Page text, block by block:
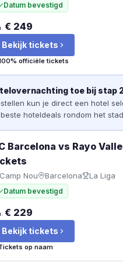
Datum bevestigd
€ 249
Bekijk tickets
officiële tickets
toe bij stap
kun je direct een hotel
hoteldeals rondom het
Barcelona vs Rayo
Camp Nou Barcelona La Liga
Datum bevestigd
€ 229
Bekijk tickets
op naam